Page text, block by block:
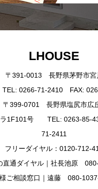
LHOUSE
391-0013 長野県茅野市宮
0266-71-2410 FAX:
〒399-0701 長野県塩尻市広
ラ1F101号 TEL: 0263-85-
71-2411
フリーダイヤル：0120-712-
直通ダイヤル｜社長池原
ご相談窓口｜遠藤 080-